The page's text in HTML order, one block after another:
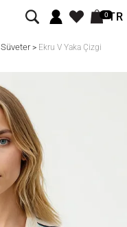
0TR
Süveter> Ekru V Yaka Çizgi